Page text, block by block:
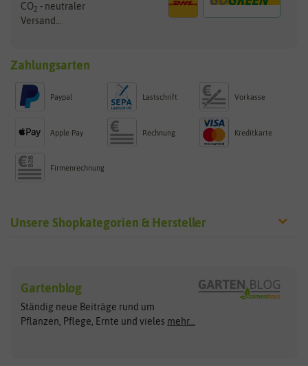
CO2 - neutraler
Versand...
Zahlungsarten
Paypal Lastschrift Vorkasse
Apple Pay Rechnung Kreditkarte
Firmenrechnung
Unsere Shopkategorien & Hersteller
Exotische Samen
Gemüsesamen
Gründünger
Arche Noah
ASB Greenworld
Clever Pots
COMPO
Gartenblog
Ständig neue Beiträge rund um
Pflanzen, Pflege, Ernte und vieles mehr...